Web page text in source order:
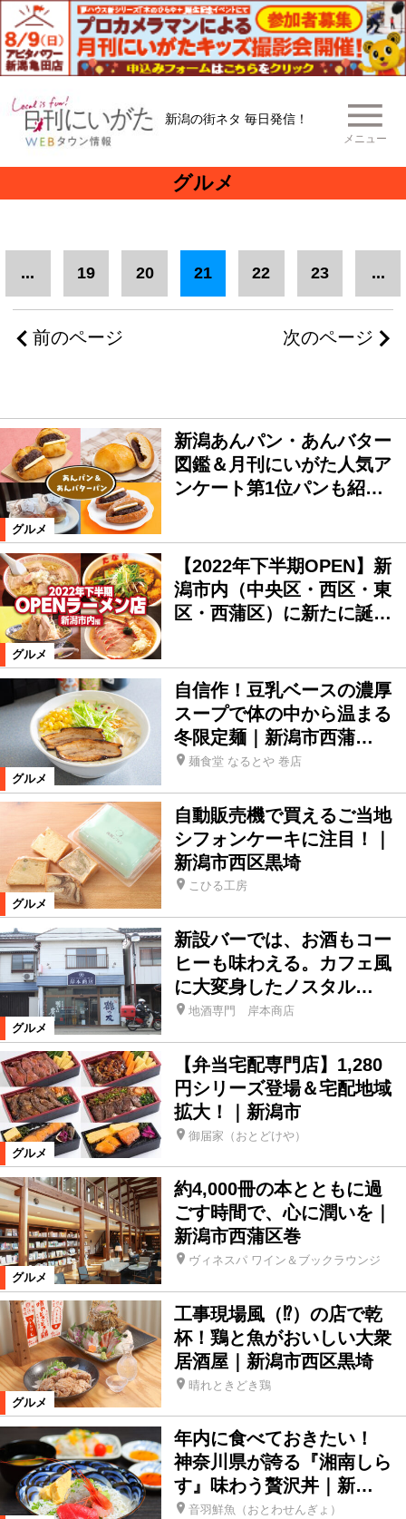
新潟の街ネタ 毎日発信！
メニュー
グルメ
前のページ
... 19 20 21 22 23 ...
次のページ
グルメ
新潟あんパン・あんバター
図鑑＆月刊にいがた人気ア
ンケート第1位パンも紹…
グルメ
【2022年下半期OPEN】新
潟市内（中央区・西区・東
区・西蒲区）に新たに誕…
グルメ
自信作！豆乳ベースの濃厚
スープで体の中から温まる
冬限定麺｜新潟市西蒲…
麺食堂 なるとや 巻店
グルメ
自動販売機で買えるご当地
シフォンケーキに注目！｜
新潟市西区黒埼
こひる工房
グルメ
新設バーでは、お酒もコー
ヒーも味わえる。カフェ風
に大変身したノスタル…
地酒専門 岸本商店
グルメ
【弁当宅配専門店】1,280
円シリーズ登場＆宅配地域
拡大！｜新潟市
御届家（おとどけや）
グルメ
約4,000冊の本とともに過
ごす時間で、心に潤いを｜
新潟市西蒲区巻
ヴィネスパ ワイン＆ブックラウンジ
グルメ
工事現場風（⁉）の店で乾
杯！鶏と魚がおいしい大衆
居酒屋｜新潟市西区黒埼
晴れときどき鶏
年内に食べておきたい！
神奈川県が誇る『湘南しら
す』味わう贅沢丼｜新…
音羽鮮魚（おとわせんぎょ）